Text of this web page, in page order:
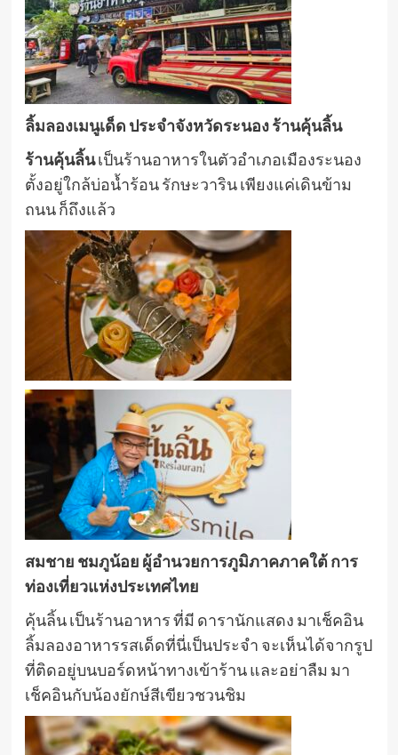
ลิ้มลองเมนูเด็ด ประจำจังหวัดระนอง ร้านคุ้นลิ้น
ร้านคุ้นลิ้นเป็นร้านอาหารในตัวอำเภอเมืองระนอง
ตั้งอยู่ใกล้บ่อน้ำร้อน รักษะวาริน เพียงแค่เดินข้าม
ถนน ก็ถึงแล้ว
สมชาย ชมภูน้อย ผู้อำนวยการภูมิภาคภาคใต้ การ
ท่องเที่ยวแห่งประเทศไทย
คุ้นลิ้น เป็นร้านอาหาร ที่มี ดารานักแสดง มาเช็คอิน
ลิ้มลองอาหารรสเด็ดที่นี่เป็นประจำ จะเห็นได้จากรูป
ที่ติดอยู่บนบอร์ดหน้าทางเข้าร้าน และอย่าลืม มา
เช็คอินกับน้องยักษ์สีเขียวชวนชิม